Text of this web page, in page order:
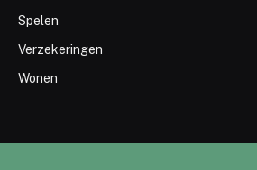
Spelen
Verzekeringen
Wonen